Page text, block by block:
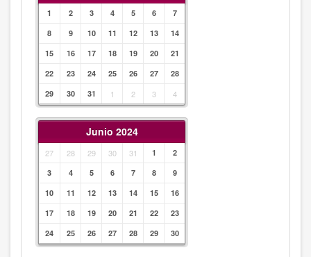
1 2 3 4 5 6
7
8
9 10 11 12 13
14
15
16 17 18 19 20
21
22
23 24 25 26 27
28
29
30 31 1 2 3 4
Junio 2024
27 28 29 30 31 1
2
3
4 5 6 7 8
9
10
11 12 13 14 15
16
17
18 19 20 21 22
23
24
25 26 27 28 29 30